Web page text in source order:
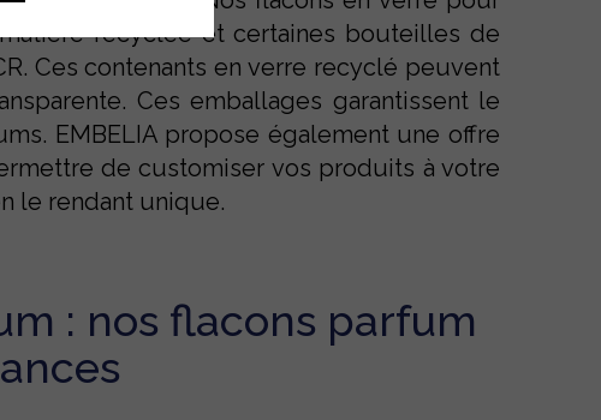
recyclée et certaines bouteilles de
Ces contenants en verre recyclé peuvent
Ces emballages garantissent le
EMBELIA propose également une offre
de customiser vos produits à votre
le rendant unique.
: nos flacons parfum